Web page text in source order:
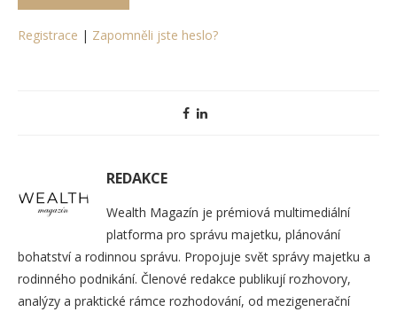
Registrace | Zapomněli jste heslo?
REDAKCE
Wealth Magazín je prémiová multimediální
platforma pro správu majetku, plánování
bohatství a rodinnou správu. Propojuje svět správy majetku a
rodinného podnikání. Členové redakce publikují rozhovory,
analýzy a praktické rámce rozhodování, od mezigenerační